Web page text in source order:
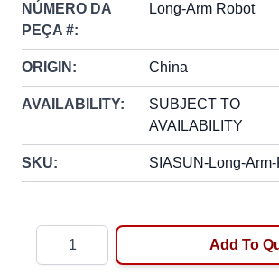
NÚMERO DA
PEÇA #:
Long-Arm Robot
ORIGIN: China
AVAILABILITY:
SUBJECT TO
AVAILABILITY
SKU: SIASUN-Long-
Add To